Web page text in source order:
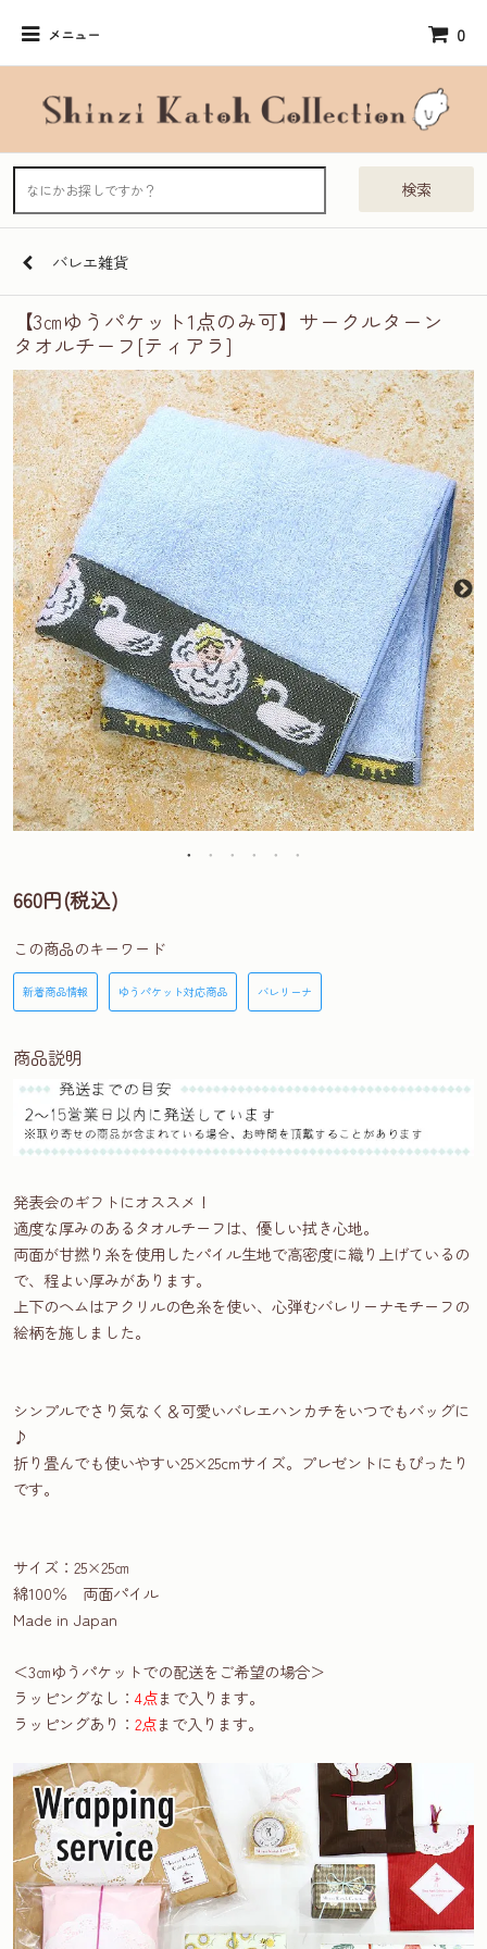
メニュー 0
検索
バレエ雑貨
【3㎝ゆうパケット1点のみ可】サークルターン
タオルチーフ[ティアラ]
660円(税込)
この商品のキーワード
新着商品情報 ゆうパケット対応商品 バレリーナ
商品説明
発表会のギフトにオススメ！
適度な厚みのあるタオルチーフは、優しい拭き心地。
両面が甘撚り糸を使用したパイル生地で高密度に織り上げているの
で、程よい厚みがあります。
上下のヘムはアクリルの色糸を使い、心弾むバレリーナモチーフの
絵柄を施しました。
シンプルでさり気なく＆可愛いバレエハンカチをいつでもバッグに
♪
折り畳んでも使いやすい25×25cmサイズ。プレゼントにもぴったり
です。
サイズ：25×25㎝
綿100％ 両面パイル
Made in Japan
＜3㎝ゆうパケットでの配送をご希望の場合＞
ラッピングなし： 4点まで入ります。
ラッピングあり： 2点まで入ります。